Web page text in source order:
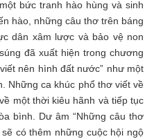
bức tranh hào hùng và sinh
hào, những câu thơ trên báng
dân xâm lược và bảo vệ non
đã xuất hiện trong chương
nên hình đất nước” như một
Những ca khúc phổ thơ viết về
một thời kiêu hãnh và tiếp tục
bình. Dư âm “Những câu thơ
có thêm những cuộc hội ngộ